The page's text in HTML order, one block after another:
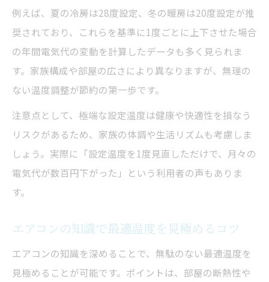
例えば、夏の冷房は28度設定、冬の暖房は20度設定が推
奨されており、これらを基準に1度ごとに上下させた場合
の年間電気代の変動を計算したデータも多く見られま
す。家族構成や部屋の広さにより異なりますが、無理の
ない温度調整が節約の第一歩です。
注意点として、極端な設定温度は健康や快適性を損なう
リスクがあるため、家族の体調や生活リズムも考慮しま
しょう。実際に「設定温度を1度見直しただけで、月々の
電気代が数百円下がった」という利用者の声もありま
す。
エアコンの知識で最適温度を見極めるコツ
エアコンの知識を深めることで、無駄のない最適温度を
見極めることが可能です。ポイントは、部屋の断熱性や